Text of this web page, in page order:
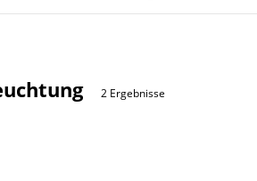
2 Ergebnisse